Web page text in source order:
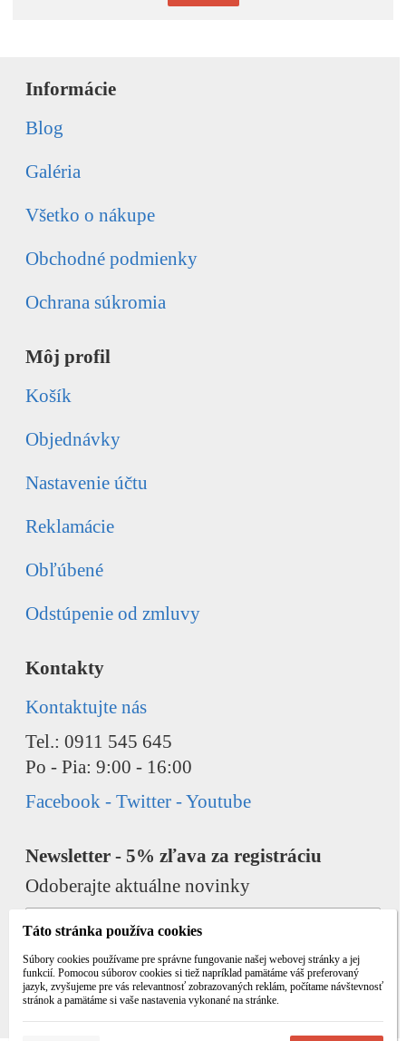
Informácie
Blog
Galéria
Všetko o nákupe
Obchodné podmienky
Ochrana súkromia
Môj profil
Košík
Objednávky
Nastavenie účtu
Reklamácie
Obľúbené
Odstúpenie od zmluvy
Kontakty
Kontaktujte nás
Tel.: 0911 545 645
Po - Pia: 9:00 - 16:00
Facebook - Twitter - Youtube
Newsletter - 5% zľava za registráciu
Odoberajte aktuálne novinky
Odobrať Pridať
Táto stránka používa cookies
Súbory cookies používame pre správne fungovanie našej webovej stránky a jej
funkcií. Pomocou súborov cookies si tiež napríklad pamätáme váš preferovaný
jazyk, zvyšujeme pre vás relevantnosť zobrazovaných reklám, počítame návštevnosť
stránok a pamätáme si vaše nastavenia vykonané na stránke.